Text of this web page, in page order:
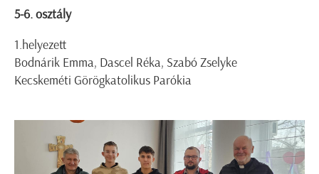
5-6. osztály
1.helyezett
Bodnárik Emma, Dascel Réka, Szabó Zselyke
Kecskeméti Görögkatolikus Parókia